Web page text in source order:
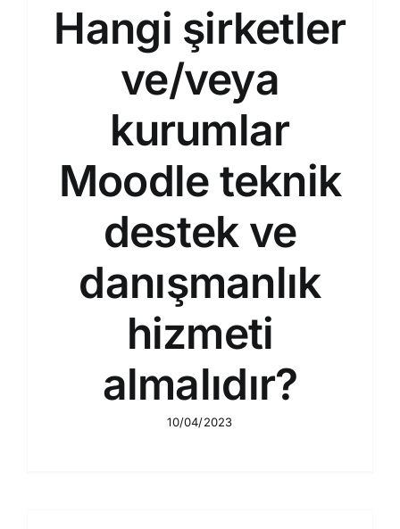
Hangi şirketler
ve/veya
kurumlar
Moodle teknik
destek ve
danışmanlık
hizmeti
almalıdır?
10/04/2023